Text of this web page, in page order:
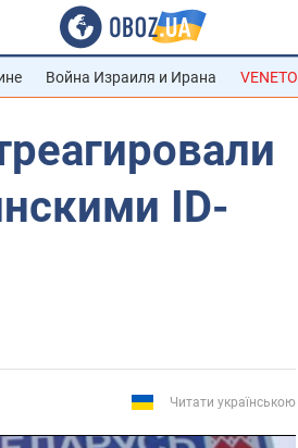
Война Израиля и Ирана VENETO
ID-
Читати українською